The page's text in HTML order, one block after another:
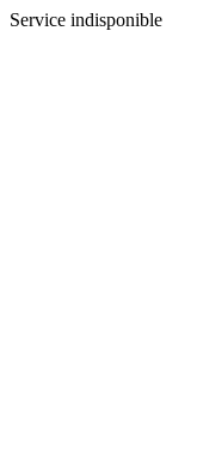
Service indisponible